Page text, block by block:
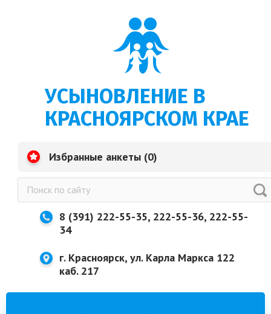
УСЫНОВЛЕНИЕ В
КРАСНОЯРСКОМ КРАЕ
Избранные анкеты (0)
8 (391) 222-55-35, 222-55-36, 222-55-
34
г. Красноярск, ул. Карла Маркса 122
каб. 217